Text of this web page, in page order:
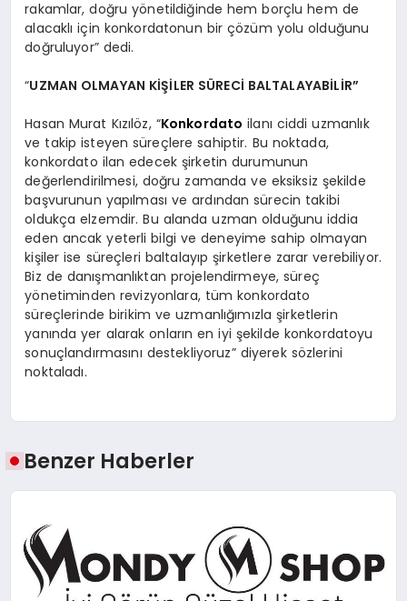
rakamlar, doğru yönetildiğinde hem borçlu hem de
alacaklı için konkordatonun bir çözüm yolu olduğunu
doğruluyor” dedi.
“UZMAN OLMAYAN KİŞİLER SÜRECİ BALTALAYABİLİR”
Hasan Murat Kızılöz, “Konkordato ilanı ciddi uzmanlık
ve takip isteyen süreçlere sahiptir. Bu noktada,
konkordato ilan edecek şirketin durumunun
değerlendirilmesi, doğru zamanda ve eksiksiz şekilde
başvurunun yapılması ve ardından sürecin takibi
oldukça elzemdir. Bu alanda uzman olduğunu iddia
eden ancak yeterli bilgi ve deneyime sahip olmayan
kişiler ise süreçleri baltalayıp şirketlere zarar verebiliyor.
Biz de danışmanlıktan projelendirmeye, süreç
yönetiminden revizyonlara, tüm konkordato
süreçlerinde birikim ve uzmanlığımızla şirketlerin
yanında yer alarak onların en iyi şekilde konkordatoyu
sonuçlandırmasını destekliyoruz” diyerek sözlerini
noktaladı.
Benzer Haberler